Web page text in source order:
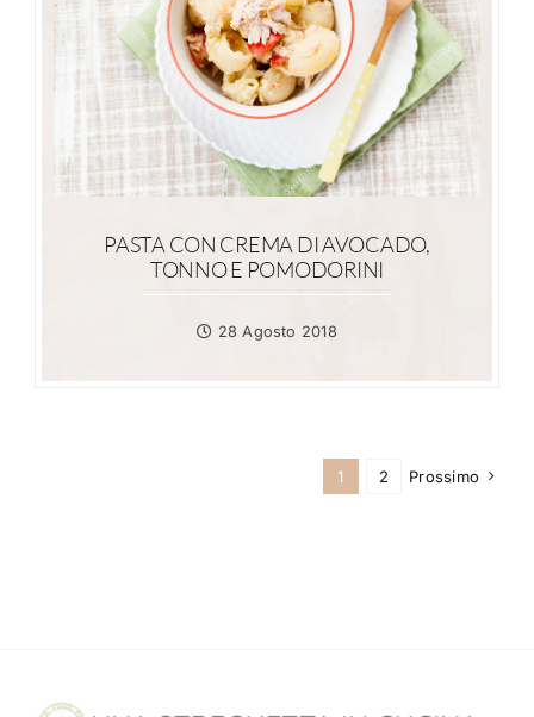
PASTA CON CREMA DI AVOCADO,
TONNO E POMODORINI
28 Agosto 2018
1 2 Prossimo